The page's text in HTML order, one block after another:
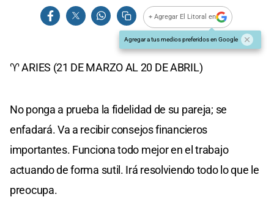
+ Agregar El Litoral en
Agregar a tus medios preferidos en Google
♈ ARIES (21 DE MARZO AL 20 DE ABRIL)
No ponga a prueba la fidelidad de su pareja; se
enfadará. Va a recibir consejos financieros
importantes. Funciona todo mejor en el trabajo
actuando de forma sutil. Irá resolviendo todo lo que le
preocupa.